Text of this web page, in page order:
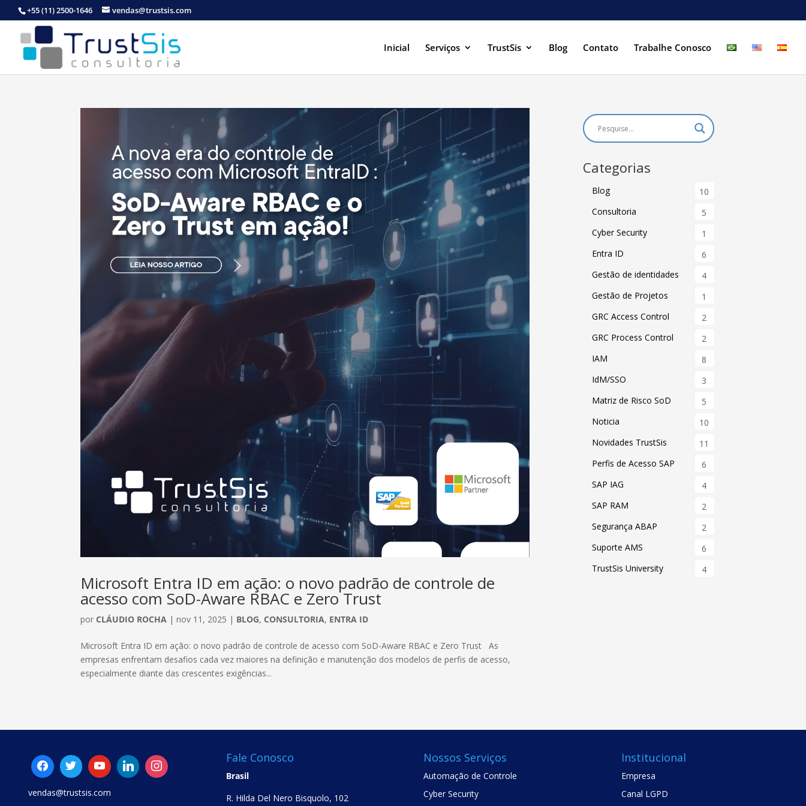
+55 (11) 2500-1646 vendas@trustsis.com
Inicial Serviços TrustSis Blog Contato Trabalhe Conosco
Microsoft Entra ID em ação: o novo padrão de controle de
acesso com SoD-Aware RBAC e Zero Trust
por CLÁUDIO ROCHA |nov 11, 2025 | BLOG, CONSULTORIA, ENTRA ID
Microsoft Entra ID em ação: o novo padrão de controle de acesso com SoD-Aware RBAC e Zero Trust As
empresas enfrentam desafios cada vez maiores na definição e manutenção dos modelos de perfis de acesso,
especialmente diante das crescentes exigências...
Categorias
Blog
10
Consultoria
5
Cyber Security
1
Entra ID
6
Gestão de identidades
4
Gestão de Projetos
1
GRC Access Control
2
GRC Process Control
2
IAM
8
IdM/SSO
3
Matriz de Risco SoD
5
Noticia
10
Novidades TrustSis
11
Perfis de Acesso SAP
6
SAP IAG
4
SAP RAM
2
Segurança ABAP
2
Suporte AMS
6
TrustSis University
4
vendas@trustsis.com
Fale Conosco
Brasil
R. Hilda Del Nero Bisquolo, 102
Nossos Serviços
Automação de Controle
Cyber Security
Institucional
Empresa
Canal LGPD